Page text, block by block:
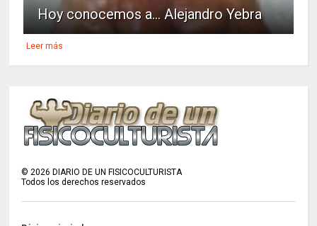
Hoy conocemos a... Alejandro Yebra
Leer más
©2026 DIARIO DE UN FISICOCULTURISTA
Todos los derechos reservados